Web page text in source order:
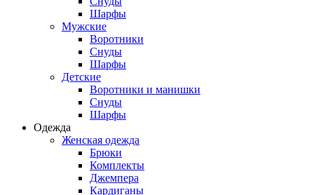
Шарфы
Мужские
Воротники
Снуды
Шарфы
Детские
Воротники и манишки
Снуды
Шарфы
Одежда
Женская одежда
Брюки
Комплекты
Джемпера
Кардиганы